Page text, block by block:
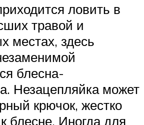
ловить в
травой и
местах, здесь
блесна-
Незацепляйка может
крючок, жестко
блесне. Иногда для